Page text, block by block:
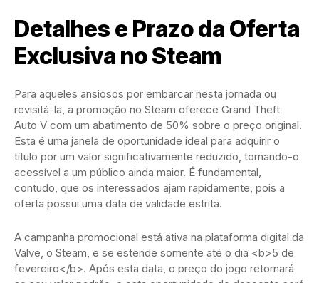
Detalhes e Prazo da Oferta
Exclusiva no Steam
Para aqueles ansiosos por embarcar nesta jornada ou
revisitá-la, a promoção no Steam oferece Grand Theft
Auto V com um abatimento de 50% sobre o preço original.
Esta é uma janela de oportunidade ideal para adquirir o
título por um valor significativamente reduzido, tornando-o
acessível a um público ainda maior. É fundamental,
contudo, que os interessados ajam rapidamente, pois a
oferta possui uma data de validade estrita.
A campanha promocional está ativa na plataforma digital da
Valve, o Steam, e se estende somente até o dia <b>5 de
fevereiro</b>. Após esta data, o preço do jogo retornará